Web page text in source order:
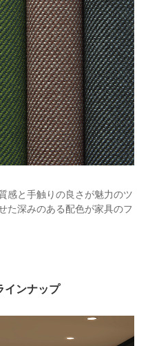
感と手触りの良さが魅力のツ
た深みのある配色が家具のフ
ンナップ